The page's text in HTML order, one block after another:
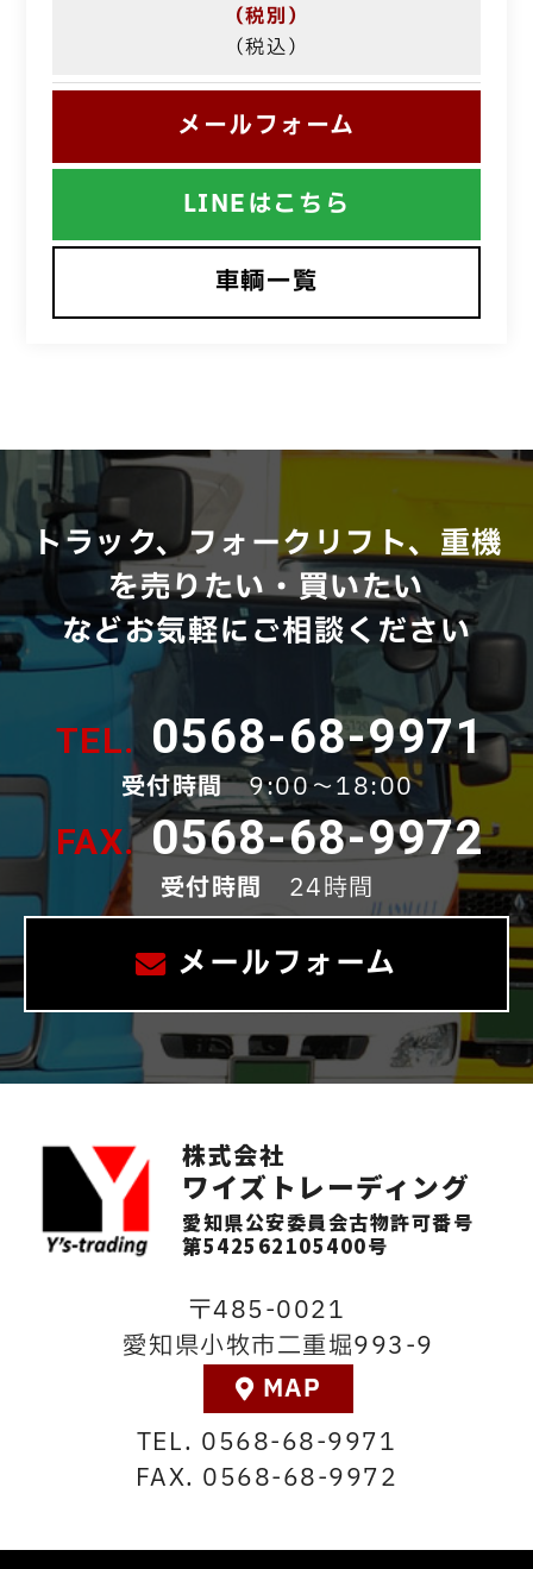
（税別）
（税込）
メールフォーム
LINEはこちら
車輌一覧
トラック、フォークリフト、重機
を売りたい・買いたい
などお気軽にご相談ください
0568-68-9971
受付時間9:00～18:00
0568-68-9972
受付時間 24時間
メールフォーム
株式会社
ワイズトレーディング
愛知県公安委員会古物許可番号
第542562105400号
485-0021
愛知県小牧市二重堀993-9
MAP
0568-68-9971
0568-68-9972